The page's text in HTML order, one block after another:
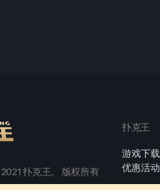
扑克王。 版权所有
扑克王
游戏下载
优惠活动